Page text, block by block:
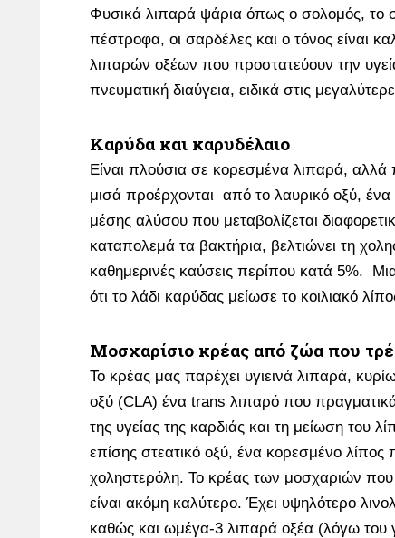
Φυσικά λιπαρά ψάρια όπως ο σολομός, το
πέστροφα, οι σαρδέλες και ο τόνος είναι
λιπαρών οξέων που προστατεύουν την
πνευματική διαύγεια, ειδικά στις
Καρύδα και καρυδέλαιο
Είναι πλούσια σε κορεσμένα λιπαρά, αλλά
μισά προέρχονται από το λαυρικό οξύ, ένα
μέσης αλύσου που μεταβολίζεται
καταπολεμά τα βακτήρια, βελτιώνει τη
καθημερινές καύσεις περίπου κατά 5%.
ότι το λάδι καρύδας μείωσε το κοιλιακό
Μοσχαρίσιο κρέας από ζώα που
Το κρέας μας παρέχει υγιεινά λιπαρά,
οξύ (CLA) ένα trans λιπαρό που
της υγείας της καρδιάς και τη μείωση του
επίσης στεατικό οξύ, ένα κορεσμένο λίπος
χοληστερόλη. Το κρέας των μοσχαριών που
είναι ακόμη καλύτερο. Έχει υψηλότερο
καθώς και ωμέγα-3 λιπαρά οξέα (λόγω του